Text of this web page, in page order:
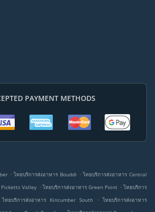
PAYMENT METHODS
. ไทยบริการส่งอาหาร Bouddi . ไทยบริการส่งอาหาร Central
Valley . ไทยบริการส่งอาหาร Green Point . ไทยบริการ
ไทยบริการส่งอาหาร Kincumber South . ไทยบริการส่งอาหาร